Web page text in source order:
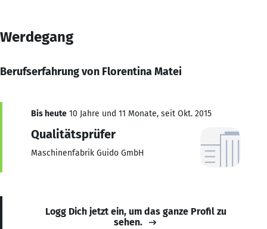
Werdegang
Berufserfahrung von Florentina Matei
Bis heute 10 Jahre und 11 Monate, seit Okt. 2015
Qualitätsprüfer
Maschinenfabrik Guido GmbH
Logg Dich jetzt ein, um das ganze Profil zu
sehen.